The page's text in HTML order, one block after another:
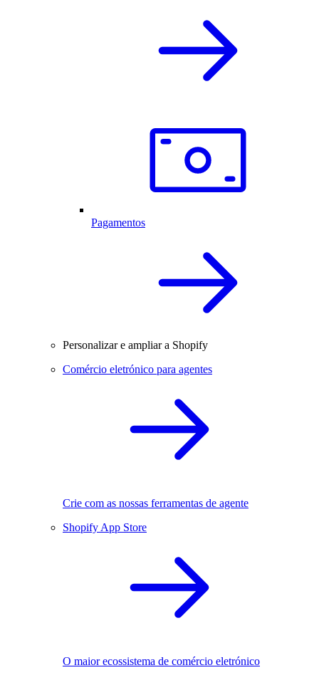
Pagamentos
Personalizar e ampliar a Shopify
Comércio eletrónico para agentes
Crie com as nossas ferramentas de agente
Shopify App Store
O maior ecossistema de comércio eletrónico